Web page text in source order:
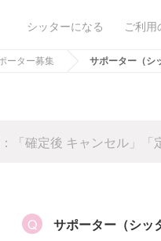
シッターになる ご利
ーター募集 サポーター（シ
サポーター（シッ